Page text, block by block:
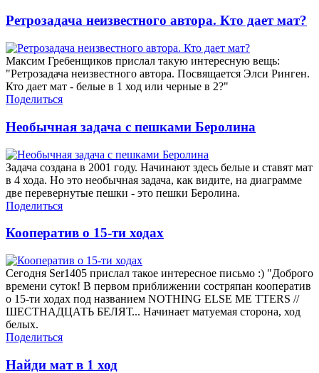
Ретрозадача неизвестного автора. Кто дает мат?
Максим Гребенщиков прислал такую интересную вещь:
"Ретрозадача неизвестного автора. Посвящается Элси Ринген.
Кто дает мат - белые в 1 ход или черные в 2?"
Поделиться
Необычная задача с пешками Беролина
Задача создана в 2001 году. Начинают здесь белые и ставят мат
в 4 хода. Но это необычная задача, как видите, на диаграмме
две перевернутые пешки - это пешки Беролина.
Поделиться
Кооператив о 15-ти ходах
Сегодня Ser1405 прислал такое интересное письмо :) "Доброго
времени суток! В первом приближении состряпан кооператив
о 15-ти ходах под названием NOTHING ELSE ME TTERS //
ШЕСТНАДЦАТЬ БЕЛЯТ... Начинает матуемая сторона, ход
белых.
Поделиться
Найди мат в 1 ход